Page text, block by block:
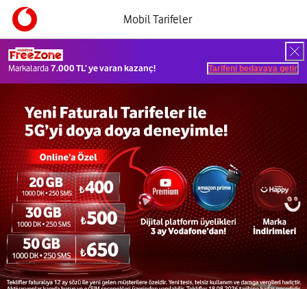
Mobil Tarifeler
Markalarda7.000 TL’ ye varan kazanç! Tarifeni bedavaya getir